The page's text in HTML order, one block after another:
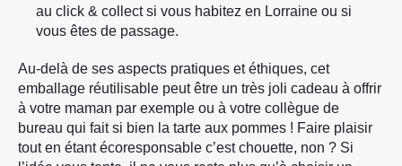
au click & collect si vous habitez en Lorraine ou si
vous êtes de passage.
Au-delà de ses aspects pratiques et éthiques, cet
emballage réutilisable peut être un très joli cadeau à offrir
à votre maman par exemple ou à votre collègue de
bureau qui fait si bien la tarte aux pommes ! Faire plaisir
tout en étant écoresponsable c’est chouette, non ? Si